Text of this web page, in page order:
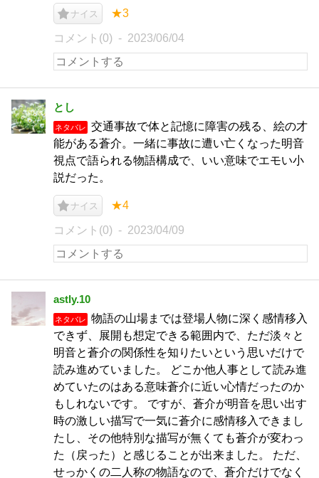
ナイス ★3
コメント(0) 2023/06/04
とし
ネタバレ
交通事故で体と記憶に障害の残る、絵の才
能がある蒼介。一緒に事故に遭い亡くなった明音
視点で語られる物語構成で、いい意味でエモい小
説だった。
ナイス ★4
コメント(0) 2023/04/09
astly.10
ネタバレ
物語の山場までは登場人物に深く感情移入
できず、展開も想定できる範囲内で、ただ淡々と
明音と蒼介の関係性を知りたいという思いだけで
読み進めていました。 どこか他人事として読み進
めていたのはある意味蒼介に近い心情だったのか
もしれないです。 ですが、蒼介が明音を思い出す
時の激しい描写で一気に蒼介に感情移入できまし
たし、その他特別な描写が無くても蒼介が変わっ
た（戻った）と感じることが出来ました。 ただ、
せっかくの二人称の物語なので、蒼介だけでなく